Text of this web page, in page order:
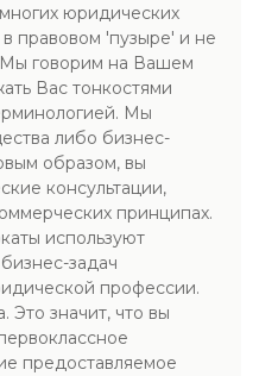
юридических
правовом 'пузыре' и не
Мы говорим на Вашем
Вас тонкостями
Мы
либо бизнес-
образом, вы
консультации,
принципах.
используют
задач
профессии.
Это значит, что вы
предоставляемое